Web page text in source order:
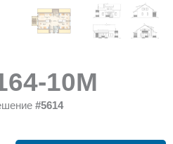
10M
#5614